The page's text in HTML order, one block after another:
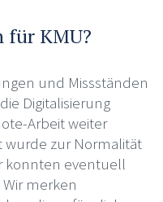
für KMU?
und Missständen
Digitalisierung
Arbeit weiter
wurde zur Normalität
konnten eventuell
merken